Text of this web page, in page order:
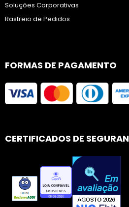
Soluções Corporativas
Rastreio de Pedidos
FORMAS DE PAGAMENTO
CERTIFICADOS DE